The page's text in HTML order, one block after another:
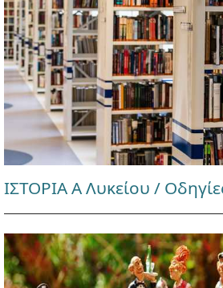
ΙΣΤΟΡΙΑ Α Λυκείου /